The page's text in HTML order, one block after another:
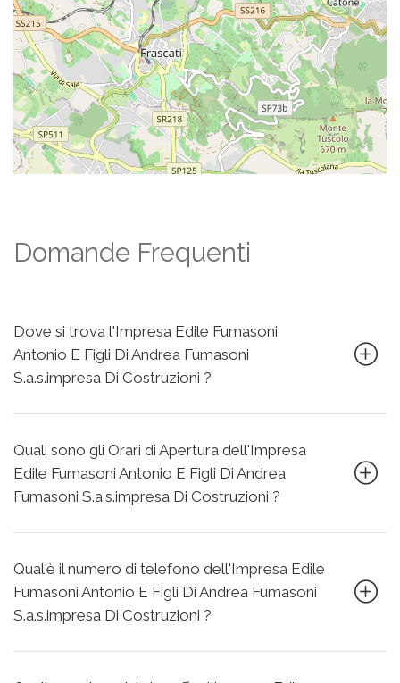
Domande Frequenti
Dove si trova l'Impresa Edile Fumasoni
Antonio E Figli Di Andrea Fumasoni
S.a.s.impresa Di Costruzioni ?
Quali sono gli Orari di Apertura dell'Impresa
Edile Fumasoni Antonio E Figli Di Andrea
Fumasoni S.a.s.impresa Di Costruzioni ?
Qual'è il numero di telefono dell'Impresa Edile
Fumasoni Antonio E Figli Di Andrea Fumasoni
S.a.s.impresa Di Costruzioni ?